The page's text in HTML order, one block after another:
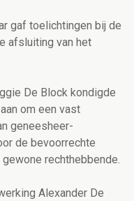
gaf toelichtingen bij de
afsluiting van het
De Block kondigde
om een vast
geneesheer-
de bevoorrechte
rechthebbende.
Alexander De